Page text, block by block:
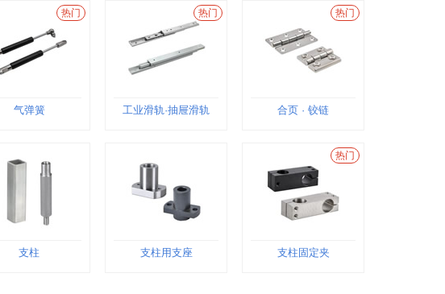
热门
气弹簧
热门
工业滑轨·抽屉滑轨
热门
合页 · 铰链
支柱 支柱用支座
热门
支柱固定夹